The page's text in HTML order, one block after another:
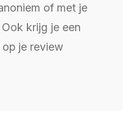
of met je
krijg je een
je review